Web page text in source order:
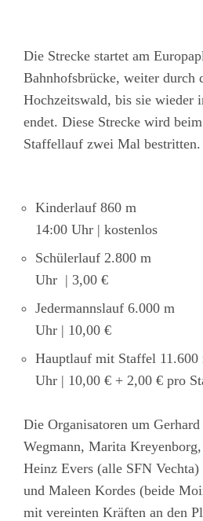
Die Strecke startet am
Bahnhofsbrücke, weiter durch
Hochzeitswald, bis sie wieder
endet. Diese Strecke wird
Staffellauf zwei Mal bestritten.
Kinderlauf 860 m
14:00 Uhr | kostenlos
Schülerlauf 2.800 m
Uhr | 3,00 €
Jedermannslauf 6.000
Uhr | 10,00 €
Hauptlauf mit Staffel
Uhr | 10,00 € + 2,00 € pro
Die Organisatoren um
Wegmann, Marita
Heinz Evers (alle SFN
und Maleen Kordes (beide
mit vereinten Kräften an den